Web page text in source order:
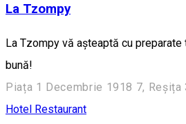
La Tzompy
La Tzompy vă așteaptă cu
bună!
Piața 1 Decembrie 1918 7, Reșița
Hotel Restaurant